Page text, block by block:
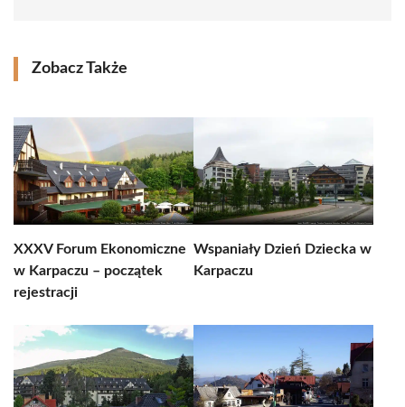
Zobacz Także
XXXV Forum Ekonomiczne
w Karpaczu – początek
rejestracji
Wspaniały Dzień Dziecka w
Karpaczu